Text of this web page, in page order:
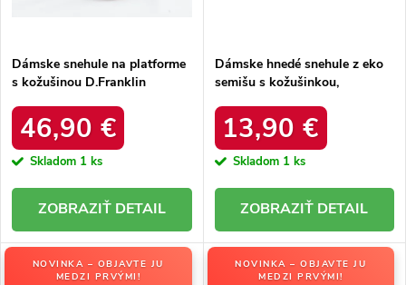
Dámske snehule na platforme
s kožušinou D.Franklin
46,90 €
Skladom 1 ks
DETAIL
Dámske hnedé snehule z eko
semišu s kožušinkou,
LEOPARD
13,90 €
Skladom 1 ks
DETAIL
NOVINKA – OBJAVTE JU
MEDZI PRVÝMI!
NOVINKA – OBJAVTE JU
MEDZI PRVÝMI!